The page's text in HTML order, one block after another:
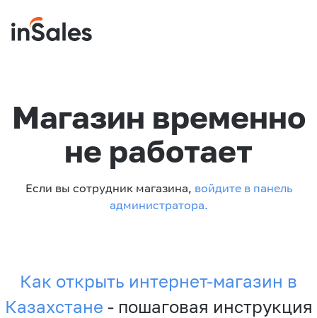
Магазин временно
не работает
Если вы сотрудник магазина, войдите в панель
администратора.
Как открыть интернет-магазин в
Казахстане - пошаговая инструкция